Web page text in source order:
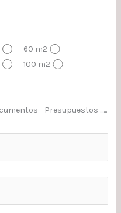
60 m2
100 m2
- Presupuestos ......